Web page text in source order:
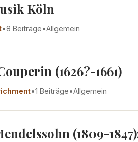
Köln
•8 Beiträge•Allgemein
(1626?-1661)
•1 Beiträge•Allgemein
(1809-